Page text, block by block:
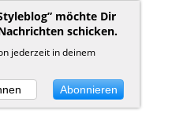
möchte Dir
schicken.
jederzeit in deinem
Abonnieren